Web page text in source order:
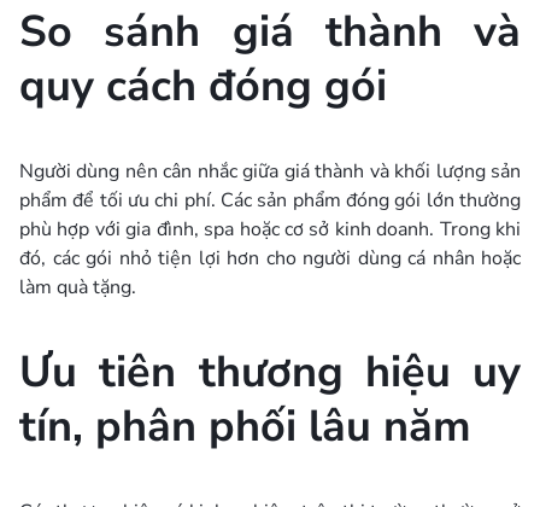
So sánh giá thành và
quy cách đóng gói
Người dùng nên cân nhắc giữa giá thành và khối lượng sản
phẩm để tối ưu chi phí. Các sản phẩm đóng gói lớn thường
phù hợp với gia đình, spa hoặc cơ sở kinh doanh. Trong khi
đó, các gói nhỏ tiện lợi hơn cho người dùng cá nhân hoặc
làm quà tặng.
Ưu tiên thương hiệu uy
tín, phân phối lâu năm